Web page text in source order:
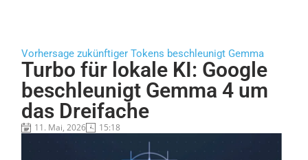
Vorhersage zukünftiger Tokens beschleunigt Gemma
Turbo für lokale KI: Google
beschleunigt Gemma 4 um
das Dreifache
11. Mai, 2026 15:18